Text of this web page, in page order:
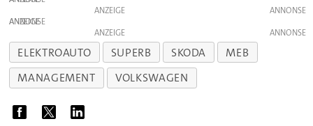
ANZEIGE
ANZEIGE
ANZEIGE
ELEKTROAUTO SUPERB SKODA
MEB
MANAGEMENT
VOLKSWAGEN